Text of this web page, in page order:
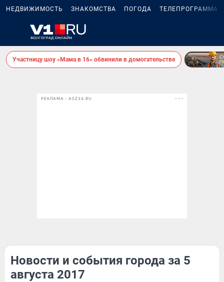
НЕДВИЖИМОСТЬ ЗНАКОМСТВА ПОГОДА ТЕЛЕПРОГРАММА
Участницу шоу «Мама в 16» обвинили в домогательстве
РЕКЛАМА • ASZ34.RU
Новости и события города за 5
августа 2017